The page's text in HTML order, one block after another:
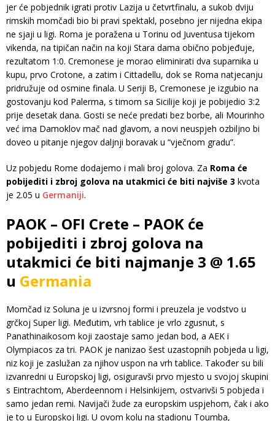
jer će pobjednik igrati protiv Lazija u četvrtfinalu, a sukob dviju
rimskih momčadi bio bi pravi spektakl, posebno jer nijedna ekipa
ne sjaji u ligi. Roma je poražena u Torinu od Juventusa tijekom
vikenda, na tipičan način na koji Stara dama obično pobjeđuje,
rezultatom 1:0. Cremonese je morao eliminirati dva suparnika u
kupu, prvo Crotone, a zatim i Cittadellu, dok se Roma natjecanju
pridružuje od osmine finala. U Seriji B, Cremonese je izgubio na
gostovanju kod Palerma, s timom sa Sicilije koji je pobijedio 3:2
prije desetak dana. Gosti se neće predati bez borbe, ali Mourinho
već ima Damoklov mač nad glavom, a novi neuspjeh ozbiljno bi
doveo u pitanje njegov daljnji boravak u “vječnom gradu”.
Uz pobjedu Rome dodajemo i mali broj golova. Za Roma će
pobijediti i zbroj golova na utakmici će biti najviše 3 kvota
je 2.05 u Germaniji.
PAOK – OFI Crete – PAOK će
pobijediti i zbroj golova na
utakmici će biti najmanje 3 @ 1.65
u Germania
Momčad iz Soluna je u izvrsnoj formi i preuzela je vodstvo u
grčkoj Super ligi. Međutim, vrh tablice je vrlo zgusnut, s
Panathinaikosom koji zaostaje samo jedan bod, a AEK i
Olympiacos za tri. PAOK je nanizao šest uzastopnih pobjeda u ligi,
niz koji je zaslužan za njihov uspon na vrh tablice. Također su bili
izvanredni u Europskoj ligi, osiguravši prvo mjesto u svojoj skupini
s Eintrachtom, Aberdeennom i Helsinkijem, ostvarivši 5 pobjeda i
samo jedan remi. Navijači žude za europskim uspjehom, čak i ako
je to u Europskoj ligi. U ovom kolu na stadionu Toumba,